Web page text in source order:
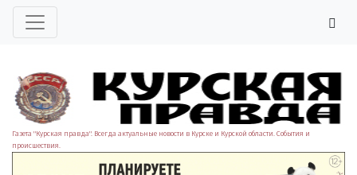
Газета "Курская правда". Всегда актуальные новости в Курске и Курской области. События и
происшествия.